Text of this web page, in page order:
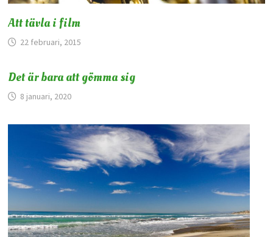
Att tävla i film
22 februari, 2015
Det är bara att gömma sig
8 januari, 2020